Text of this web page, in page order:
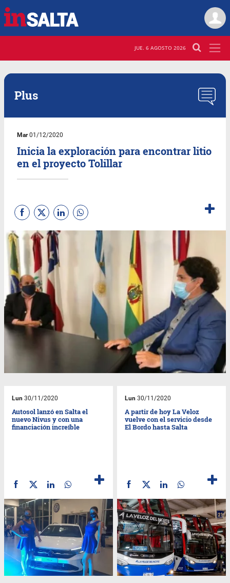
JUE. 6 AGOSTO 2026
Plus
Mar01/12/2020
Inicia la exploración para encontrar litio
en el proyecto Tolillar
Lun 30/11/2020
Autosol lanzó en Salta el
nuevo Nivus y con una
financiación increíble
Lun 30/11/2020
A partir de hoy La Veloz
vuelve con el servicio desde
El Bordo hasta Salta